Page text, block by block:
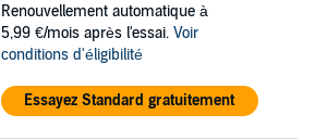
Renouvellement automatique à
5,99 €/mois après l'essai. Voir
conditions d'éligibilité
Essayez Standard gratuitement